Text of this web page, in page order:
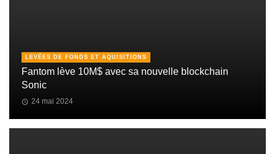
LEVÉES DE FONDS ET AQUISITIONS
Fantom lève 10M$ avec sa nouvelle blockchain
Sonic
24 mai 2024